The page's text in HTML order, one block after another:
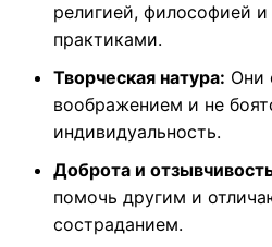
религией, философией
практиками.
Творческая натура: Они
воображением и не
индивидуальность.
Доброта и
помочь другим и
состраданием.